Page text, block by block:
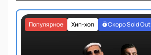
Хип-хоп
Популярное Скоро Sold Out